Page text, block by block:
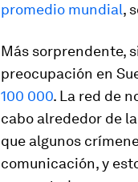
promedio mundial,
Más sorprendente,
preocupación en
100 000. La red de
cabo alrededor de
que algunos
comunicación, y